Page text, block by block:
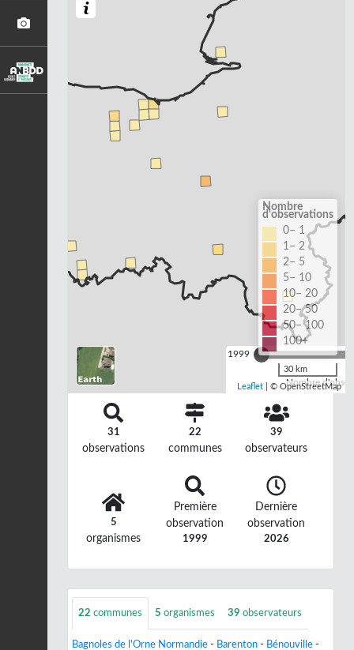
1999
Nombre
Nombre
d'observations
0– 1
1– 2
2– 5
5– 10
10– 20
20– 50
50– 100
100+
30 km
Leaflet | © OpenStreetMap
31
observations
22
communes
39
observateurs
5
organismes
Première
observation
1999
Dernière
observation
2026
22 communes 5 organismes 39 observateurs
Bagnoles de l'Orne Normandie - Barenton - Bénouville -